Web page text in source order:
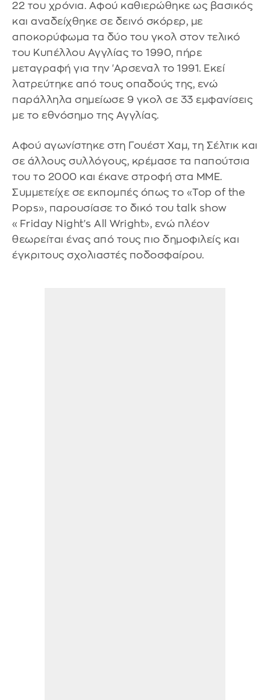
22 του χρόνια. Αφού καθιερώθηκε ως βασικός
και αναδείχθηκε σε δεινό σκόρερ, με
αποκορύφωμα τα δύο του γκολ στον τελικό
του Κυπέλλου Αγγλίας το 1990, πήρε
μεταγραφή για την 'Αρσεναλ το 1991. Εκεί
λατρεύτηκε από τους οπαδούς της, ενώ
παράλληλα σημείωσε 9 γκολ σε 33 εμφανίσεις
με το εθνόσημο της Αγγλίας.
Αφού αγωνίστηκε στη Γουέστ Χαμ, τη Σέλτικ και
σε άλλους συλλόγους, κρέμασε τα παπούτσια
του το 2000 και έκανε στροφή στα ΜΜΕ.
Συμμετείχε σε εκπομπές όπως το «Top of the
Pops», παρουσίασε το δικό του talk show
«Friday Night's All Wright», ενώ πλέον
θεωρείται ένας από τους πιο δημοφιλείς και
έγκριτους σχολιαστές ποδοσφαίρου.